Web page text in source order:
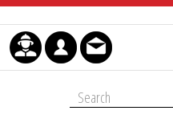
Μετάβαση στο περιεχόμενο